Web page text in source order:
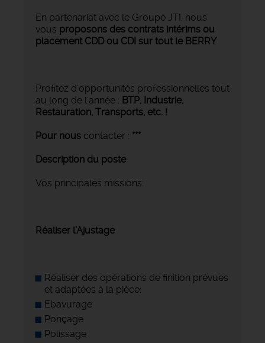
En partenariat avec le Groupe JTI, nous
vous proposons des contrats intérims ou
placement CDD ou CDI sur tout le BERRY
Profitez d'opportunités professionnelles tout
au long de l'année : BTP, Industrie,
Restauration, Transports, etc. !
Pour nous contacter : ***
Description du poste
Vos principales missions:
Réaliser l’Ajustage
Réaliser des opérations de finition prévues
et adaptées à la pièce:
Ebavurage
Ponçage
Polissage